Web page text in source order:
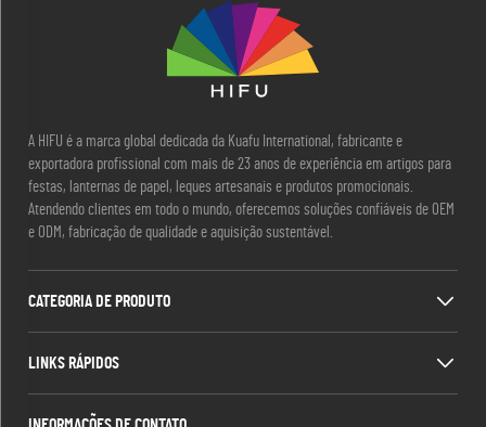
A HIFU é a marca global dedicada da Kuafu International, fabricante e
exportadora profissional com mais de 23 anos de experiência em artigos para
festas, lanternas de papel, leques artesanais e produtos promocionais.
Atendendo clientes em todo o mundo, oferecemos soluções confiáveis de OEM
e ODM, fabricação de qualidade e aquisição sustentável.
CATEGORIA DE PRODUTO
LINKS RÁPIDOS